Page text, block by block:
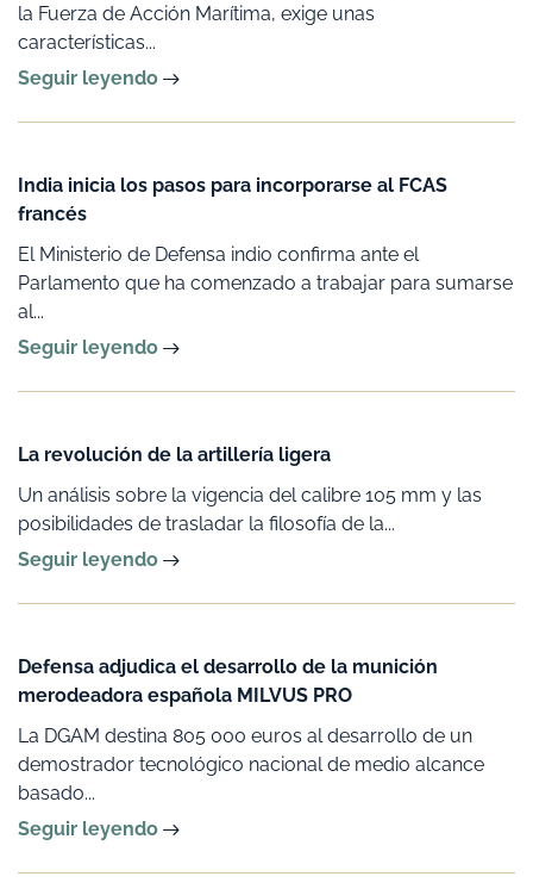
la Fuerza de Acción Marítima, exige unas
características...
Seguir leyendo
India inicia los pasos para incorporarse al FCAS
francés
El Ministerio de Defensa indio confirma ante el
Parlamento que ha comenzado a trabajar para sumarse
al...
Seguir leyendo
La revolución de la artillería ligera
Un análisis sobre la vigencia del calibre 105 mm y las
posibilidades de trasladar la filosofía de la...
Seguir leyendo
Defensa adjudica el desarrollo de la munición
merodeadora española MILVUS PRO
La DGAM destina 805 000 euros al desarrollo de un
demostrador tecnológico nacional de medio alcance
basado...
Seguir leyendo